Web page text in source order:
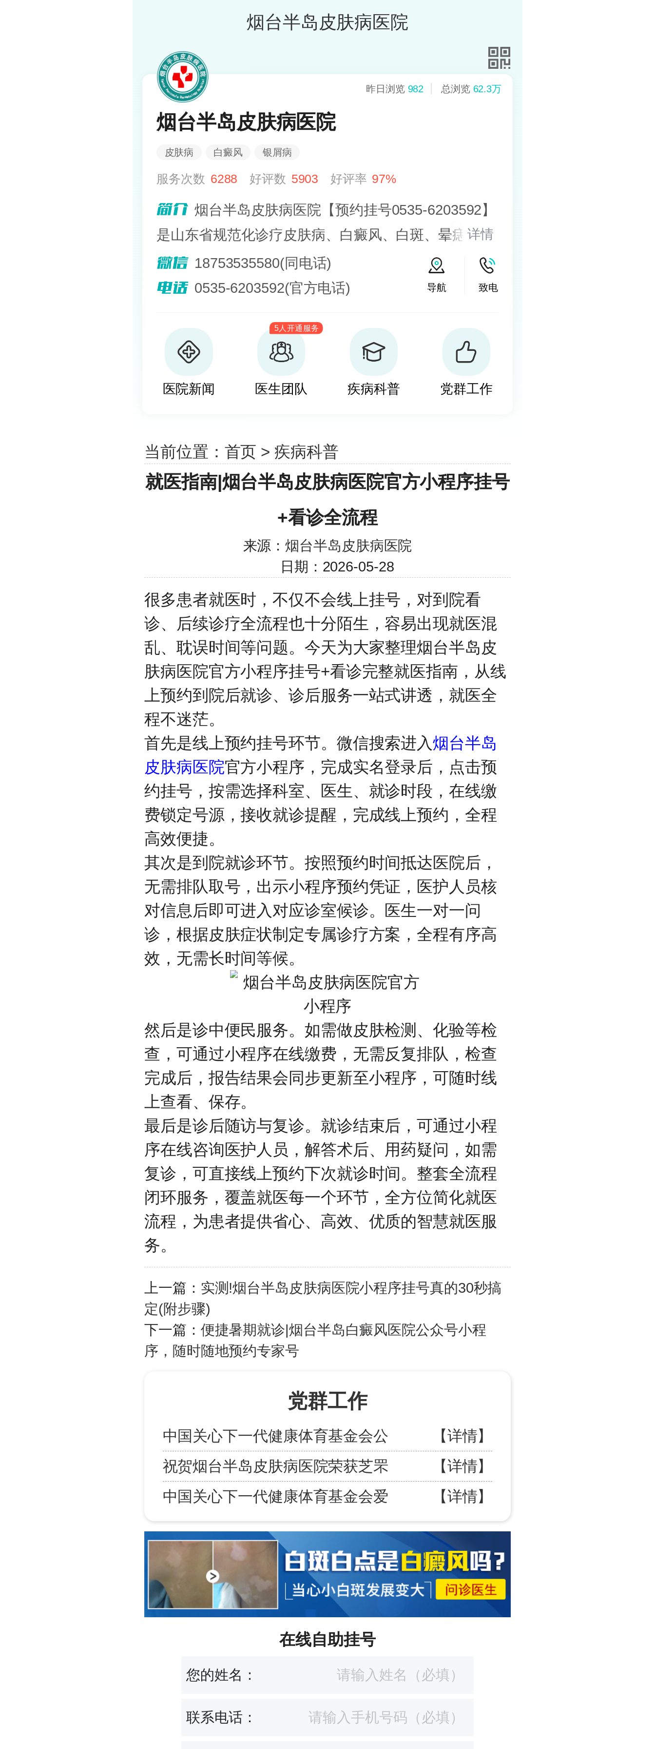
烟台半岛皮肤病医院
昨日浏览 982 总浏览 62.3万
烟台半岛皮肤病医院
皮肤病 白癜风 银屑病
服务次数 6288 好评数 5903 好评率 97%
烟台半岛皮肤病医院【预约挂号0535-6203592】
是山东省规范化诊疗皮肤病、白癜风、白斑、晕痣的医
院。熟悉皮肤病科常见病、多发病、疑难病的诊治，尤
其擅长光化学疗法、窄波紫外线、308准分子激光以及
及移植治疗白癜风，包括自体表皮移植、微小皮片移
植、自体培养黑素细胞移植等。
详情
18753535580(同电话)
0535-6203592(官方电话)
导航 致电
医院新闻
5人开通服务
医生团队 疾病科普 党群工作
当前位置： 首页 >疾病科普
就医指南|烟台半岛皮肤病医院官方小程序挂号
+看诊全流程
来源：烟台半岛皮肤病医院
日期：2026-05-28
很多患者就医时，不仅不会线上挂号，对到院看
诊、后续诊疗全流程也十分陌生，容易出现就医混
乱、耽误时间等问题。今天为大家整理烟台半岛皮
肤病医院官方小程序挂号+看诊完整就医指南，从线
上预约到院后就诊、诊后服务一站式讲透，就医全
程不迷茫。
首先是线上预约挂号环节。微信搜索进入烟台半岛
皮肤病医院官方小程序，完成实名登录后，点击预
约挂号，按需选择科室、医生、就诊时段，在线缴
费锁定号源，接收就诊提醒，完成线上预约，全程
高效便捷。
其次是到院就诊环节。按照预约时间抵达医院后，
无需排队取号，出示小程序预约凭证，医护人员核
对信息后即可进入对应诊室候诊。医生一对一问
诊，根据皮肤症状制定专属诊疗方案，全程有序高
效，无需长时间等候。
然后是诊中便民服务。如需做皮肤检测、化验等检
查，可通过小程序在线缴费，无需反复排队，检查
完成后，报告结果会同步更新至小程序，可随时线
上查看、保存。
最后是诊后随访与复诊。就诊结束后，可通过小程
序在线咨询医护人员，解答术后、用药疑问，如需
复诊，可直接线上预约下次就诊时间。整套全流程
闭环服务，覆盖就医每一个环节，全方位简化就医
流程，为患者提供省心、高效、优质的智慧就医服
务。
上一篇： 实测!烟台半岛皮肤病医院小程序挂号真的30秒搞
定(附步骤)
下一篇： 便捷暑期就诊|烟台半岛白癜风医院公众号小程
序，随时随地预约专家号
党群工作
中国关心下一代健康体育基金会公
【详情】
祝贺烟台半岛皮肤病医院荣获芝罘
【详情】
中国关心下一代健康体育基金会爱
【详情】
在线自助挂号
您的姓名：
联系电话：